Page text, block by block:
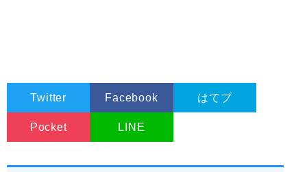
Twitter Facebook はてブ
Pocket LINE